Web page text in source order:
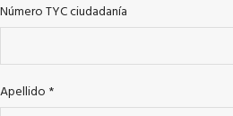
Número TYC ciudadanía
Apellido *